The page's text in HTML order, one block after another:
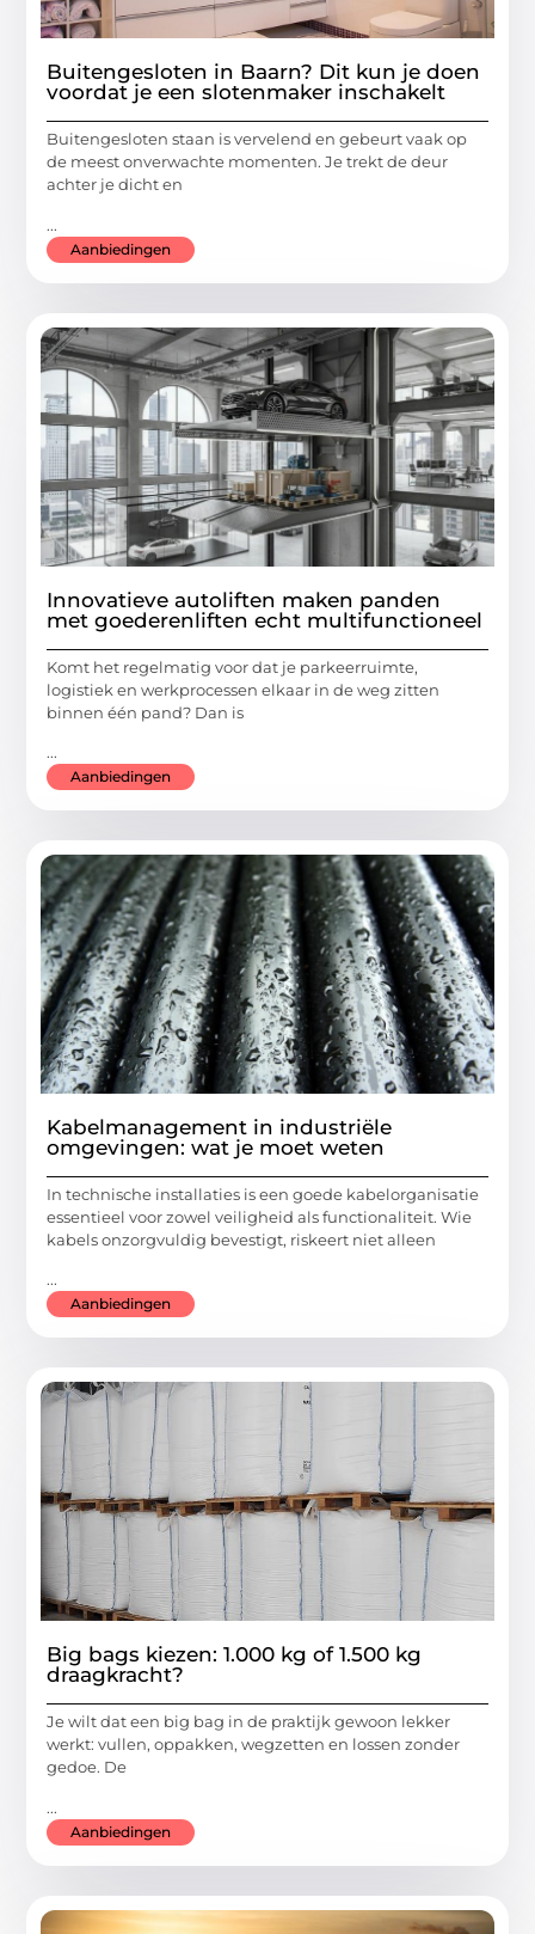
Buitengesloten in Baarn? Dit kun je doen
voordat je een slotenmaker inschakelt
Buitengesloten staan is vervelend en gebeurt vaak op
de meest onverwachte momenten. Je trekt de deur
achter je dicht en
...
Aanbiedingen
Innovatieve autoliften maken panden
met goederenliften echt multifunctioneel
Komt het regelmatig voor dat je parkeerruimte,
logistiek en werkprocessen elkaar in de weg zitten
binnen één pand? Dan is
...
Aanbiedingen
Kabelmanagement in industriële
omgevingen: wat je moet weten
In technische installaties is een goede kabelorganisatie
essentieel voor zowel veiligheid als functionaliteit. Wie
kabels onzorgvuldig bevestigt, riskeert niet alleen
...
Aanbiedingen
Big bags kiezen: 1.000 kg of 1.500 kg
draagkracht?
Je wilt dat een big bag in de praktijk gewoon lekker
werkt: vullen, oppakken, wegzetten en lossen zonder
gedoe. De
...
Aanbiedingen